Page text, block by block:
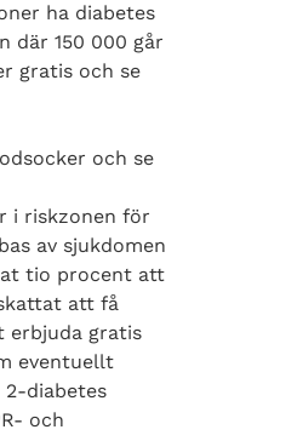
ha diabetes
där 150 000 går
gratis och se
och se
i riskzonen för
av sjukdomen
tio procent att
att få
erbjuda gratis
eventuellt
diabetes
och